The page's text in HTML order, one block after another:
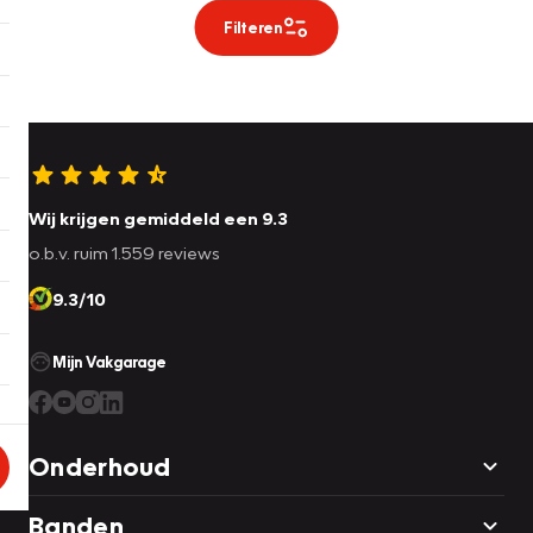
Filteren
Wij krijgen gemiddeld een 9.3
o.b.v. ruim 1.559 reviews
9.3/10
Mijn Vakgarage
Onderhoud
Banden